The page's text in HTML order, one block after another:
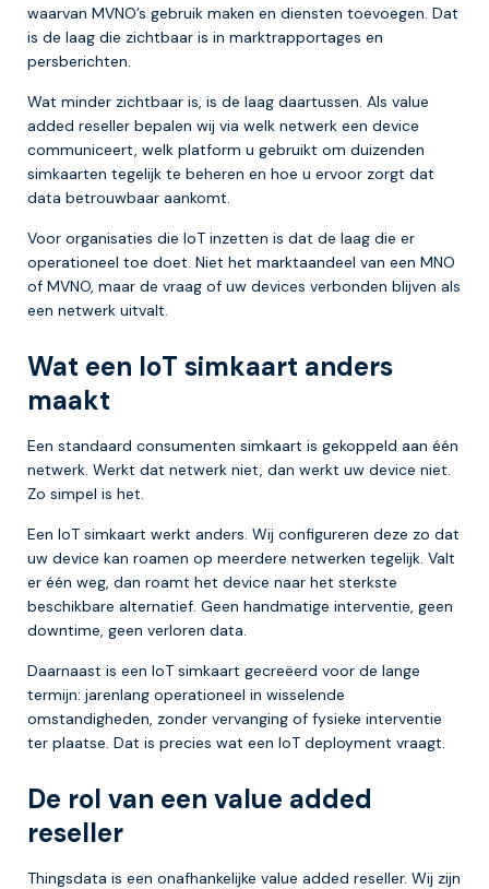
waarvan MVNO’s gebruik maken en diensten toevoegen. Dat
is de laag die zichtbaar is in marktrapportages en
persberichten.
Wat minder zichtbaar is, is de laag daartussen. Als value
added reseller bepalen wij via welk netwerk een device
communiceert, welk platform u gebruikt om duizenden
simkaarten tegelijk te beheren en hoe u ervoor zorgt dat
data betrouwbaar aankomt.
Voor organisaties die IoT inzetten is dat de laag die er
operationeel toe doet. Niet het marktaandeel van een MNO
of MVNO, maar de vraag of uw devices verbonden blijven als
een netwerk uitvalt.
Wat een IoT simkaart anders
maakt
Een standaard consumenten simkaart is gekoppeld aan één
netwerk. Werkt dat netwerk niet, dan werkt uw device niet.
Zo simpel is het.
Een IoT simkaart werkt anders. Wij configureren deze zo dat
uw device kan roamen op meerdere netwerken tegelijk. Valt
er één weg, dan roamt het device naar het sterkste
beschikbare alternatief. Geen handmatige interventie, geen
downtime, geen verloren data.
Daarnaast is een IoT simkaart gecreëerd voor de lange
termijn: jarenlang operationeel in wisselende
omstandigheden, zonder vervanging of fysieke interventie
ter plaatse. Dat is precies wat een IoT deployment vraagt.
De rol van een value added
reseller
Thingsdata is een onafhankelijke value added reseller. Wij zijn